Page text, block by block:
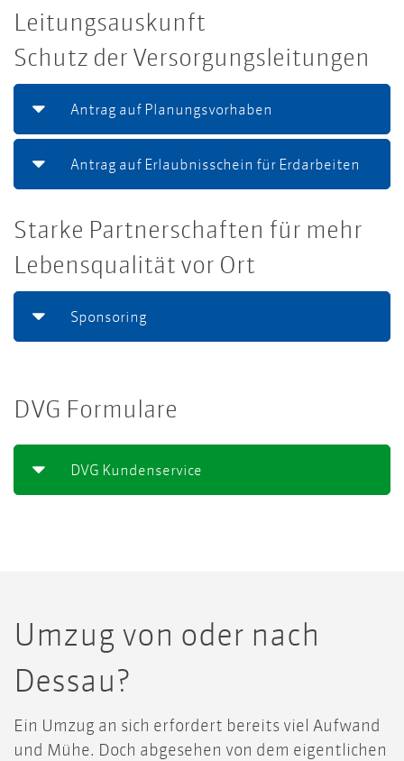
Leitungsauskunft
Schutz der Versorgungsleitungen
Antrag auf Planungsvorhaben
Antrag auf Erlaubnisschein für Erdarbeiten
Starke Partnerschaften für mehr
Lebensqualität vor Ort
Sponsoring
DVG Formulare
DVG Kundenservice
Umzug von oder nach
Dessau?
Ein Umzug an sich erfordert bereits viel Aufwand
und Mühe. Doch abgesehen von dem eigentlichen